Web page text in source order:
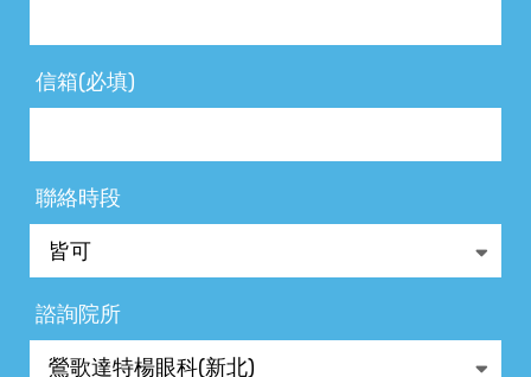
信箱(必填)
聯絡時段
諮詢院所